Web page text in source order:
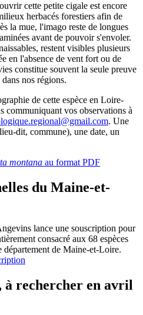
cette petite cigale est encore
herbacés forestiers afin de
la mue, l'imago reste de longues
avant de pouvoir s'envoler.
restent visibles plusieurs
en l'absence de vent fort ou de
constitue souvent la seule preuve
nos régions.
de cette espèce en Loire-
communiquant vos observations à
. Une
dit, commune), une date, un
montana au format PDF
du Maine-et-
lance une souscription pour
consacré aux 68 espèces
département de Maine-et-Loire.
à rechercher en avril